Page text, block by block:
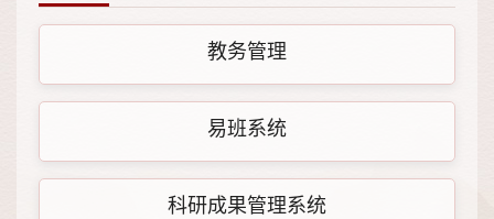
教务管理
易班系统
科研成果管理系统